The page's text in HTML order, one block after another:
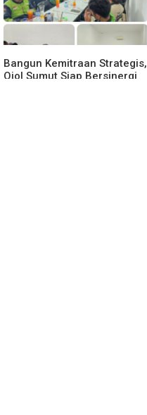
Bangun Kemitraan Strategis,
Ojol Sumut Siap Bersinergi